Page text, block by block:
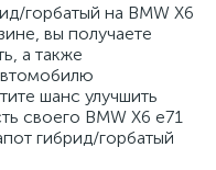
горбатый на BMW X6
вы получаете
а также
шанс улучшить
своего BMW X6 e71
гибрид/горбатый